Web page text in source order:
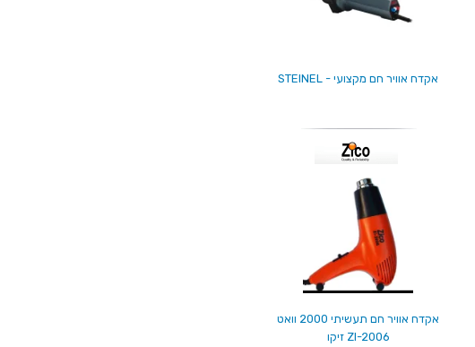
אקדח אוויר חם מקצועי - STEINEL
אקדח אוויר חם תעשיתי 2000 וואט
ZI-2006 זיקו